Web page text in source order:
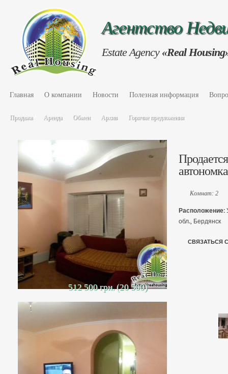
Агентство
Estate Agency «Real
Главная О компании Новости Полезная информация
Продажа Аренда Обмен Архив Горячие предложения
512 500 грн. (20 500)
Комнат: 2
Расположение:
обл., Бердянск
СВЯЗАТЬСЯ